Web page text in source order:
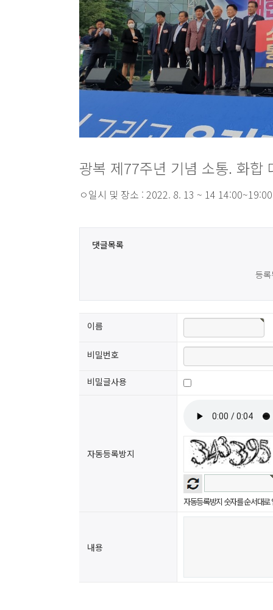
광복 제77주년 기념 소통. 화합
ㅇ일시 및 장소 : 2022. 8. 13 ~ 14
댓글목록
등
이름
비밀번호
비밀글사용
자동등록방지
자동등록방지 숫자를 순서대로
내용